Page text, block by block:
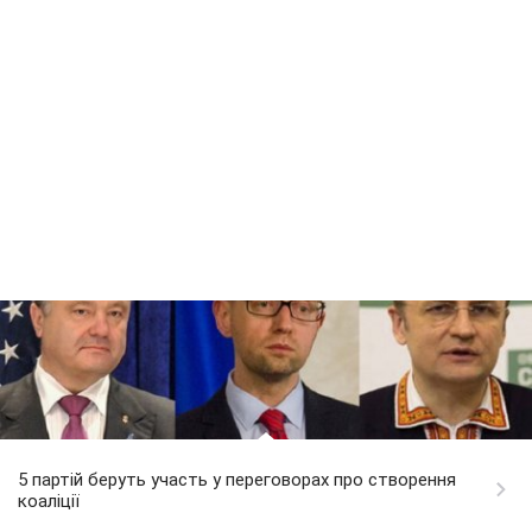
5 партій беруть участь у переговорах про створення
коаліції